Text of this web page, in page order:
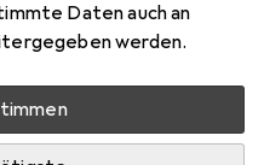
Daten auch an
werden.
gefunden